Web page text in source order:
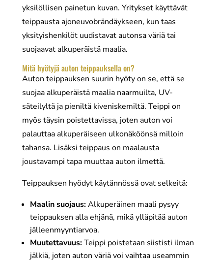
yksilöllisen painetun kuvan. Yritykset käyttävät
teippausta ajoneuvobrändäykseen, kun taas
yksityishenkilöt uudistavat autonsa väriä tai
suojaavat alkuperäistä maalia.
Mitä hyötyjä auton teippauksella on?
Auton teippauksen suurin hyöty on se, että se
suojaa alkuperäistä maalia naarmuilta, UV-
säteilyltä ja pieniltä kiveniskemiltä. Teippi on
myös täysin poistettavissa, joten auton voi
palauttaa alkuperäiseen ulkonäköönsä milloin
tahansa. Lisäksi teippaus on maalausta
joustavampi tapa muuttaa auton ilmettä.
Teippauksen hyödyt käytännössä ovat selkeitä:
Maalin suojaus:Alkuperäinen maali pysyy
teippauksen alla ehjänä, mikä ylläpitää auton
jälleenmyyntiarvoa.
Muutettavuus:Teippi poistetaan siististi ilman
jälkiä, joten auton väriä voi vaihtaa useammin